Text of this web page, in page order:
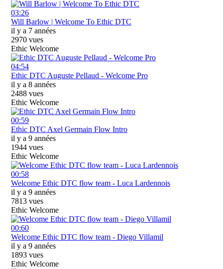
03:26
Will Barlow | Welcome To Ethic DTC
il y a 7 années
2970 vues
Ethic Welcome
04:54
Ethic DTC Auguste Pellaud - Welcome Pro
il y a 8 années
2488 vues
Ethic Welcome
00:59
Ethic DTC Axel Germain Flow Intro
il y a 9 années
1944 vues
Ethic Welcome
00:58
Welcome Ethic DTC flow team - Luca Lardennois
il y a 9 années
7813 vues
Ethic Welcome
00:60
Welcome Ethic DTC flow team - Diego Villamil
il y a 9 années
1893 vues
Ethic Welcome